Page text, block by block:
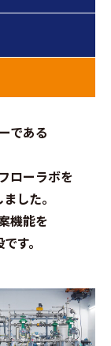
である
ローラボを
した。
機能を
す。